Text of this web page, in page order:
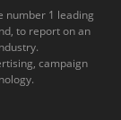
k
.
c
number 1 leading
to report on an
campaign